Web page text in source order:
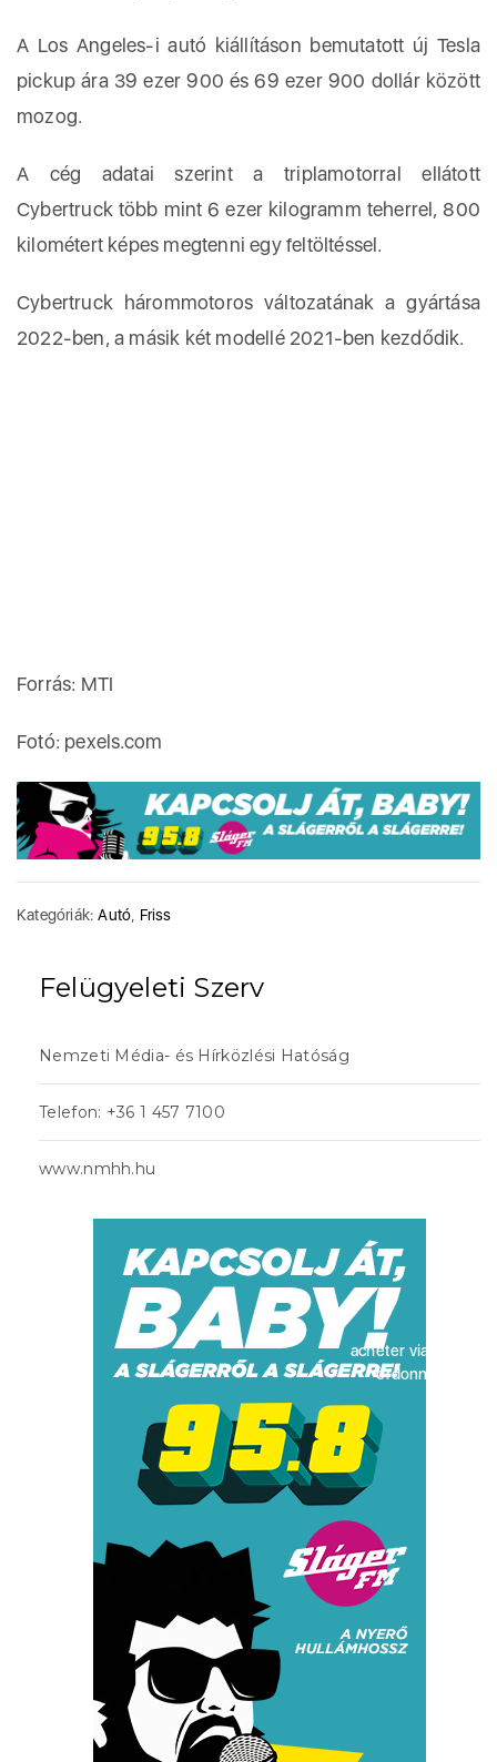
A Los Angeles-i autó kiállításon bemutatott új Tesla
pickup ára 39 ezer 900 és 69 ezer 900 dollár között
mozog.
A cég adatai szerint a triplamotorral ellátott
Cybertruck több mint 6 ezer kilogramm teherrel, 800
kilométert képes megtenni egy feltöltéssel.
Cybertruck hárommotoros változatának a gyártása
2022-ben, a másik két modellé 2021-ben kezdődik.
Forrás: MTI
Fotó: pexels.com
Kategóriák:Autó Friss
Felügyeleti Szerv
Nemzeti Média- és Hírközlési Hatóság
Telefon: +36 1 457 7100
www.nmhh.hu
acheter viagra sans
ordonnance